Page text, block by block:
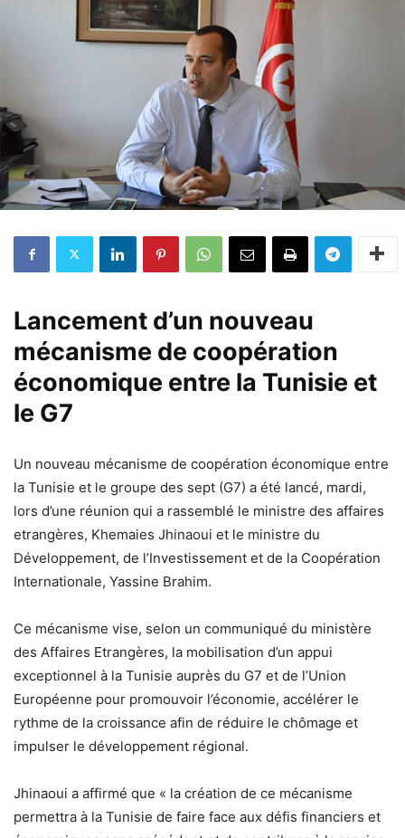
Lancement d’un nouveau
mécanisme de coopération
économique entre la Tunisie et
le G7
Un nouveau mécanisme de coopération économique entre
la Tunisie et le groupe des sept (G7) a été lancé, mardi,
lors d’une réunion qui a rassemblé le ministre des affaires
etrangères, Khemaies Jhinaoui et le ministre du
Développement, de l’Investissement et de la Coopération
Internationale, Yassine Brahim.
Ce mécanisme vise, selon un communiqué du ministère
des Affaires Etrangères, la mobilisation d’un appui
exceptionnel à la Tunisie auprès du G7 et de l’Union
Européenne pour promouvoir l’économie, accélérer le
rythme de la croissance afin de réduire le chômage et
impulser le développement régional.
Jhinaoui a affirmé que « la création de ce mécanisme
permettra à la Tunisie de faire face aux défis financiers et